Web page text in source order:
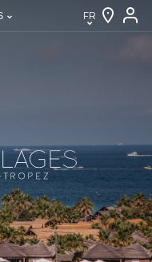
FR
IT